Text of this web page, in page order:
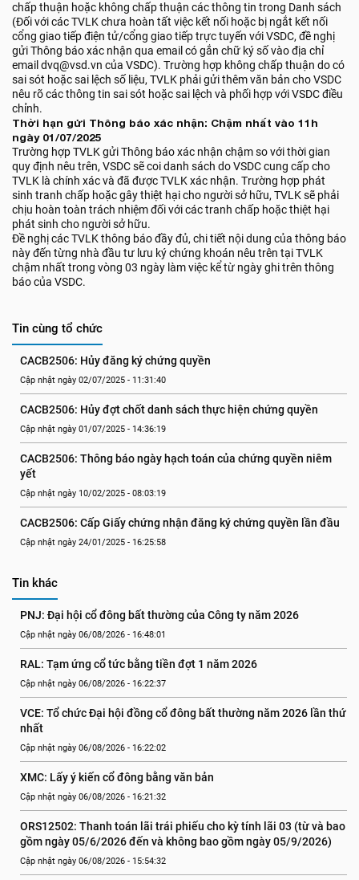
chấp thuận hoặc không chấp thuận các thông tin trong Danh sách
(Đối với các TVLK chưa hoàn tất việc kết nối hoặc bị ngắt kết nối
cổng giao tiếp điện tử/cổng giao tiếp trực tuyến với VSDC, đề nghị
gửi Thông báo xác nhận qua email có gắn chữ ký số vào địa chỉ
email dvq@vsd.vn của VSDC). Trường hợp không chấp thuận do có
sai sót hoặc sai lệch số liệu, TVLK phải gửi thêm văn bản cho VSDC
nêu rõ các thông tin sai sót hoặc sai lệch và phối hợp với VSDC điều
chỉnh.
Thời hạn gửi Thông báo xác nhận: Chậm nhất vào 11h
ngày 01/07/2025
Trường hợp TVLK gửi Thông báo xác nhận chậm so với thời gian
quy định nêu trên, VSDC sẽ coi danh sách do VSDC cung cấp cho
TVLK là chính xác và đã được TVLK xác nhận. Trường hợp phát
sinh tranh chấp hoặc gây thiệt hại cho người sở hữu, TVLK sẽ phải
chịu hoàn toàn trách nhiệm đối với các tranh chấp hoặc thiệt hại
phát sinh cho người sở hữu.
Đề nghị các TVLK thông báo đầy đủ, chi tiết nội dung của thông báo
này đến từng nhà đầu tư lưu ký chứng khoán nêu trên tại TVLK
chậm nhất trong vòng 03 ngày làm việc kể từ ngày ghi trên thông
báo của VSDC.
Tin cùng tổ chức
CACB2506: Hủy đăng ký chứng quyền
Cập nhật ngày 02/07/2025 - 11:31:40
CACB2506: Hủy đợt chốt danh sách thực hiện chứng quyền
Cập nhật ngày 01/07/2025 - 14:36:19
CACB2506: Thông báo ngày hạch toán của chứng quyền niêm
yết
Cập nhật ngày 10/02/2025 - 08:03:19
CACB2506: Cấp Giấy chứng nhận đăng ký chứng quyền lần đầu
Cập nhật ngày 24/01/2025 - 16:25:58
Tin khác
PNJ: Đại hội cổ đông bất thường của Công ty năm 2026
Cập nhật ngày 06/08/2026 - 16:48:01
RAL: Tạm ứng cổ tức bằng tiền đợt 1 năm 2026
Cập nhật ngày 06/08/2026 - 16:22:37
VCE: Tổ chức Đại hội đồng cổ đông bất thường năm 2026 lần thứ
nhất
Cập nhật ngày 06/08/2026 - 16:22:02
XMC: Lấy ý kiến cổ đông bằng văn bản
Cập nhật ngày 06/08/2026 - 16:21:32
ORS12502: Thanh toán lãi trái phiếu cho kỳ tính lãi 03 (từ và bao
gồm ngày 05/6/2026 đến và không bao gồm ngày 05/9/2026)
Cập nhật ngày 06/08/2026 - 15:54:32